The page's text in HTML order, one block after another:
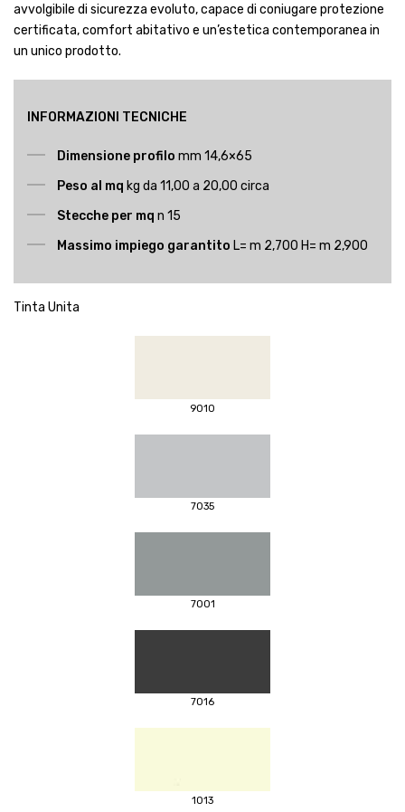
avvolgibile di sicurezza evoluto, capace di coniugare protezione
certificata, comfort abitativo e un’estetica contemporanea in
un unico prodotto.
INFORMAZIONI TECNICHE
Dimensione profilo mm 14,6×65
Peso al mq kg da 11,00 a 20,00 circa
Stecche per mq n 15
Massimo impiego garantito L= m 2,700 H= m 2,900
Tinta Unita
9010
7035
7001
7016
1013